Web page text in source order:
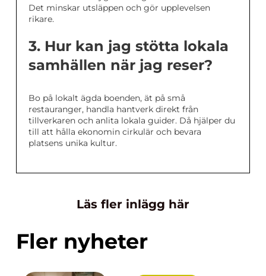
Det minskar utsläppen och gör upplevelsen
rikare.
3. Hur kan jag stötta lokala
samhällen när jag reser?
Bo på lokalt ägda boenden, ät på små
restauranger, handla hantverk direkt från
tillverkaren och anlita lokala guider. Då hjälper du
till att hålla ekonomin cirkulär och bevara
platsens unika kultur.
Läs fler inlägg här
Fler nyheter